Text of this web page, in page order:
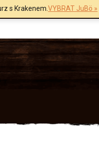
s Krakenem.VYBRAT JuBö »